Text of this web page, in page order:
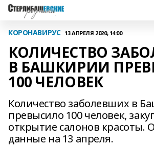
КОРОНАВИРУС 13 АПРЕЛЯ 2020, 14:00
КОЛИЧЕСТВО
В БАШКИРИИ
100 ЧЕЛОВЕК
Количество заболевших в
превысило 100 человек,
открытие салонов красоты.
данные на 13 апреля.